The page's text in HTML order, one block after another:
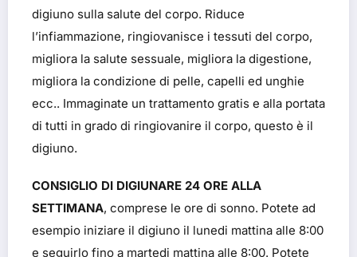
digiuno sulla salute del corpo. Riduce
l’infiammazione, ringiovanisce i tessuti del corpo,
migliora la salute sessuale, migliora la digestione,
migliora la condizione di pelle, capelli ed unghie
ecc.. Immaginate un trattamento gratis e alla portata
di tutti in grado di ringiovanire il corpo, questo è il
digiuno.
CONSIGLIO DI DIGIUNARE 24 ORE ALLA
SETTIMANA, comprese le ore di sonno. Potete ad
esempio iniziare il digiuno il lunedi mattina alle 8:00
e seguirlo fino a martedi mattina alle 8:00. Potete